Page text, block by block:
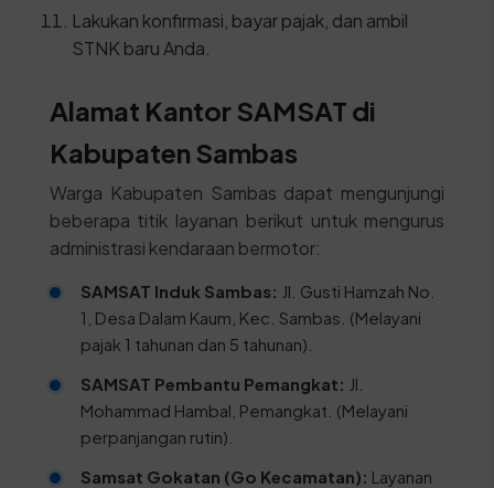
Lakukan konfirmasi, bayar pajak, dan ambil
STNK baru Anda.
Alamat Kantor SAMSAT di
Kabupaten Sambas
Warga Kabupaten Sambas dapat mengunjungi
beberapa titik layanan berikut untuk mengurus
administrasi kendaraan bermotor:
SAMSAT Induk Sambas: Jl. Gusti Hamzah No.
1, Desa Dalam Kaum, Kec. Sambas. (Melayani
pajak 1 tahunan dan 5 tahunan).
SAMSAT Pembantu Pemangkat: Jl.
Mohammad Hambal, Pemangkat. (Melayani
perpanjangan rutin).
Samsat Gokatan (Go Kecamatan): Layanan